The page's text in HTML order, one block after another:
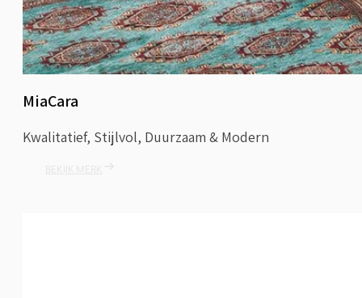
MiaCara
Kwalitatief, Stijlvol, Duurzaam & Modern